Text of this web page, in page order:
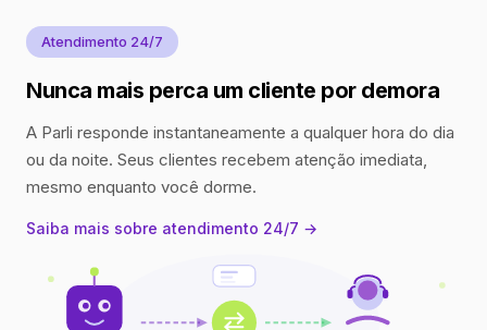
Atendimento 24/7
Nunca mais perca um cliente por demora
A Parli responde instantaneamente a qualquer hora do dia
ou da noite. Seus clientes recebem atenção imediata,
mesmo enquanto você dorme.
Saiba mais sobre atendimento 24/7 →